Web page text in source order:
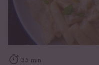
35 min